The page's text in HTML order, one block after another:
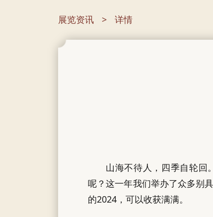
展览资讯 详情
山海不待人，四季自轮回
呢？这一年我们举办了众多别
的2024，可以收获满满。